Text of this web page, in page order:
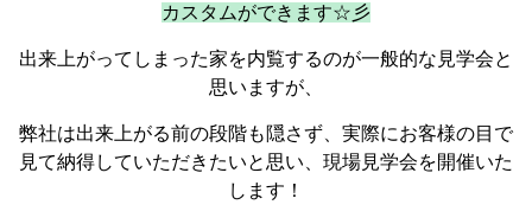
カスタムができます☆彡
出来上がってしまった家を内覧するのが一般的な見学会と
思いますが、
弊社は出来上がる前の段階も隠さず、実際にお客様の目で
見て納得していただきたいと思い、現場見学会を開催いた
します！